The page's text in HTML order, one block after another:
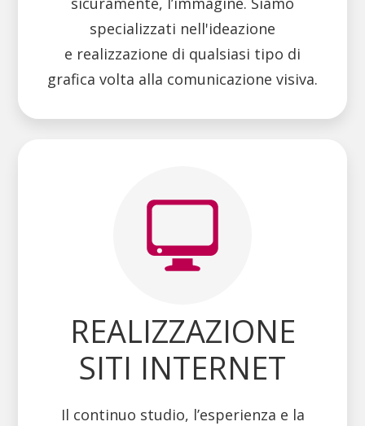
specializzati nell'ideazione
e realizzazione di qualsiasi tipo di
grafica volta alla comunicazione visiva.
REALIZZAZIONE
SITI INTERNET
Il continuo studio, l’esperienza e la